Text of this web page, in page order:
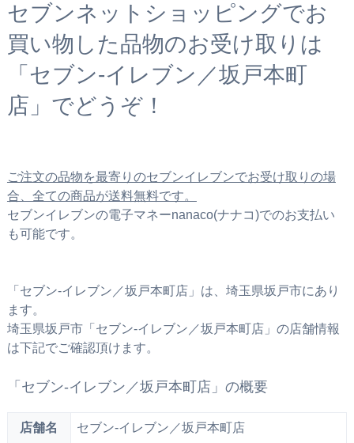
セブンネットショッピングでお
買い物した品物のお受け取りは
「セブン‐イレブン／坂戸本町
店」でどうぞ！
ご注文の品物を最寄りのセブンイレブンでお受け取りの場
合、全ての商品が送料無料です。
セブンイレブンの電子マネーnanaco(ナナコ)でのお支払い
も可能です。
「セブン‐イレブン／坂戸本町店」は、埼玉県坂戸市にあり
ます。
埼玉県坂戸市「セブン‐イレブン／坂戸本町店」の店舗情報
は下記でご確認頂けます。
「セブン‐イレブン／坂戸本町店」の概要
店舗名 セブン‐イレブン／坂戸本町店